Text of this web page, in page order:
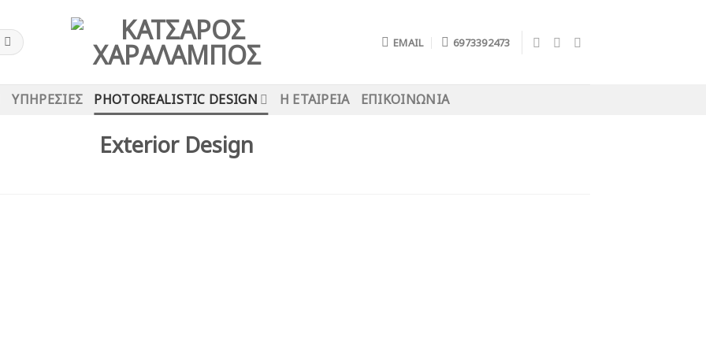
EMAIL 6973392473
ΥΠΗΡΕΣΊΕΣ PHOTOREALISTIC DESIGN Η ΕΤΑΙΡΕΊΑ ΕΠΙΚΟΙΝΩΝΊΑ
Exterior Design